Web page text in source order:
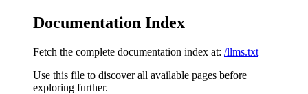
Documentation Index
Fetch the complete documentation index at: /llms.txt
Use this file to discover all available pages before
exploring further.